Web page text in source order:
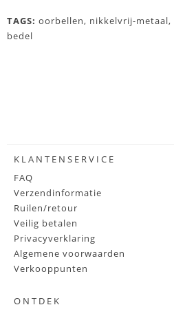
TAGS: oorbellen, nikkelvrij-metaal,
bedel
KLANTENSERVICE
FAQ
Verzendinformatie
Ruilen/retour
Veilig betalen
Privacyverklaring
Algemene voorwaarden
Verkooppunten
ONTDEK